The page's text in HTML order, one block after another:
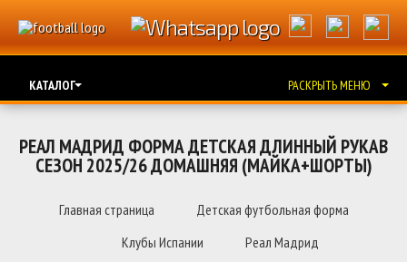
КАТАЛОГ РАСКРЫТЬ МЕНЮ
РЕАЛ МАДРИД ФОРМА ДЕТСКАЯ ДЛИННЫЙ РУКАВ
СЕЗОН 2025/26 ДОМАШНЯЯ (МАЙКА+ШОРТЫ)
Главная страница
Детская футбольная форма
Клубы Испании
Реал Мадрид